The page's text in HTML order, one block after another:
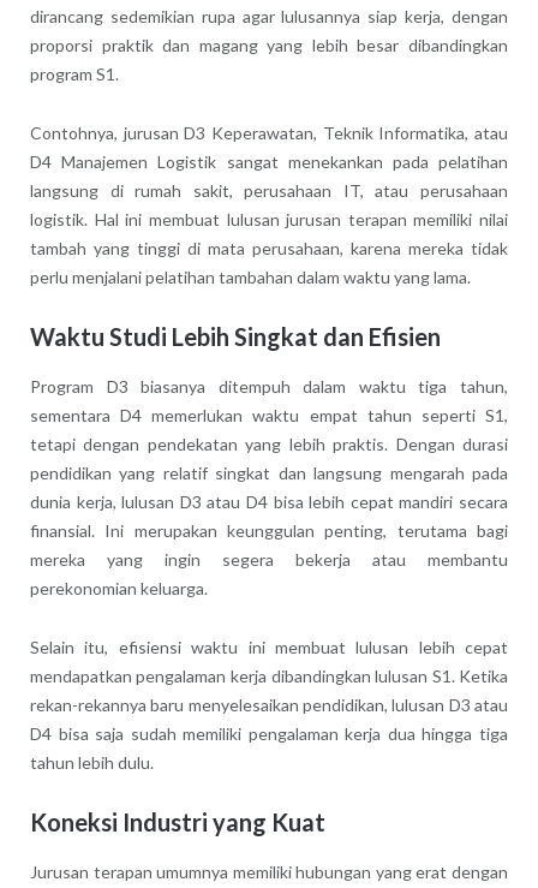
dirancang sedemikian rupa agar lulusannya siap kerja, dengan
proporsi praktik dan magang yang lebih besar dibandingkan
program S1.
Contohnya, jurusan D3 Keperawatan, Teknik Informatika, atau
D4 Manajemen Logistik sangat menekankan pada pelatihan
langsung di rumah sakit, perusahaan IT, atau perusahaan
logistik. Hal ini membuat lulusan jurusan terapan memiliki nilai
tambah yang tinggi di mata perusahaan, karena mereka tidak
perlu menjalani pelatihan tambahan dalam waktu yang lama.
Waktu Studi Lebih Singkat dan Efisien
Program D3 biasanya ditempuh dalam waktu tiga tahun,
sementara D4 memerlukan waktu empat tahun seperti S1,
tetapi dengan pendekatan yang lebih praktis. Dengan durasi
pendidikan yang relatif singkat dan langsung mengarah pada
dunia kerja, lulusan D3 atau D4 bisa lebih cepat mandiri secara
finansial. Ini merupakan keunggulan penting, terutama bagi
mereka yang ingin segera bekerja atau membantu
perekonomian keluarga.
Selain itu, efisiensi waktu ini membuat lulusan lebih cepat
mendapatkan pengalaman kerja dibandingkan lulusan S1. Ketika
rekan-rekannya baru menyelesaikan pendidikan, lulusan D3 atau
D4 bisa saja sudah memiliki pengalaman kerja dua hingga tiga
tahun lebih dulu.
Koneksi Industri yang Kuat
Jurusan terapan umumnya memiliki hubungan yang erat dengan